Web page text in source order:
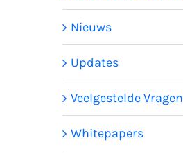
Nieuws
Updates
Veelgestelde Vragen
Whitepapers